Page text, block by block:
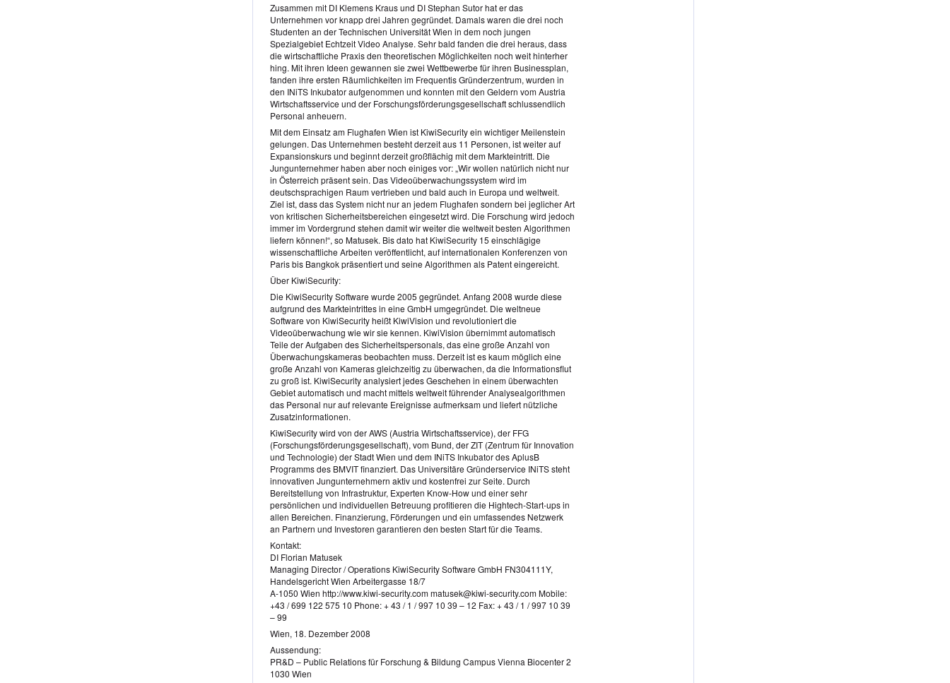
Zusammen mit DI Klemens Kraus und DI Stephan Sutor hat er das
Unternehmen vor knapp drei Jahren gegründet. Damals waren die drei noch
Studenten an der Technischen Universität Wien in dem noch jungen
Spezialgebiet Echtzeit Video Analyse. Sehr bald fanden die drei heraus, dass
die wirtschaftliche Praxis den theoretischen Möglichkeiten noch weit hinterher
hing. Mit ihren Ideen gewannen sie zwei Wettbewerbe für ihren Businessplan,
fanden ihre ersten Räumlichkeiten im Frequentis Gründerzentrum, wurden in
den INiTS Inkubator aufgenommen und konnten mit den Geldern vom Austria
Wirtschaftsservice und der Forschungsförderungsgesellschaft schlussendlich
Personal anheuern.
Mit dem Einsatz am Flughafen Wien ist KiwiSecurity ein wichtiger Meilenstein
gelungen. Das Unternehmen besteht derzeit aus 11 Personen, ist weiter auf
Expansionskurs und beginnt derzeit großflächig mit dem Markteintritt. Die
Jungunternehmer haben aber noch einiges vor: „Wir wollen natürlich nicht nur
in Österreich präsent sein. Das Videoüberwachungssystem wird im
deutschsprachigen Raum vertrieben und bald auch in Europa und weltweit.
Ziel ist, dass das System nicht nur an jedem Flughafen sondern bei jeglicher Art
von kritischen Sicherheitsbereichen eingesetzt wird. Die Forschung wird jedoch
immer im Vordergrund stehen damit wir weiter die weltweit besten Algorithmen
liefern können!“, so Matusek. Bis dato hat KiwiSecurity 15 einschlägige
wissenschaftliche Arbeiten veröffentlicht, auf internationalen Konferenzen von
Paris bis Bangkok präsentiert und seine Algorithmen als Patent eingereicht.
Über KiwiSecurity:
Die KiwiSecurity Software wurde 2005 gegründet. Anfang 2008 wurde diese
aufgrund des Markteintrittes in eine GmbH umgegründet. Die weltneue
Software von KiwiSecurity heißt KiwiVision und revolutioniert die
Videoüberwachung wie wir sie kennen. KiwiVision übernimmt automatisch
Teile der Aufgaben des Sicherheitspersonals, das eine große Anzahl von
Überwachungskameras beobachten muss. Derzeit ist es kaum möglich eine
große Anzahl von Kameras gleichzeitig zu überwachen, da die Informationsflut
zu groß ist. KiwiSecurity analysiert jedes Geschehen in einem überwachten
Gebiet automatisch und macht mittels weltweit führender Analysealgorithmen
das Personal nur auf relevante Ereignisse aufmerksam und liefert nützliche
Zusatzinformationen.
KiwiSecurity wird von der AWS (Austria Wirtschaftsservice), der FFG
(Forschungsförderungsgesellschaft), vom Bund, der ZIT (Zentrum für Innovation
und Technologie) der Stadt Wien und dem INiTS Inkubator des AplusB
Programms des BMVIT finanziert. Das Universitäre Gründerservice INiTS steht
innovativen Jungunternehmern aktiv und kostenfrei zur Seite. Durch
Bereitstellung von Infrastruktur, Experten Know-How und einer sehr
persönlichen und individuellen Betreuung profitieren die Hightech-Start-ups in
allen Bereichen. Finanzierung, Förderungen und ein umfassendes Netzwerk
an Partnern und Investoren garantieren den besten Start für die Teams.
Kontakt:
DI Florian Matusek
Managing Director / Operations KiwiSecurity Software GmbH FN304111Y,
Handelsgericht Wien Arbeitergasse 18/7
A-1050 Wien http://www.kiwi-security.com matusek@kiwi-security.com Mobile:
+43 / 699 122 575 10 Phone: + 43 / 1 / 997 10 39 – 12 Fax: + 43 / 1 / 997 10 39
– 99
Wien, 18. Dezember 2008
Aussendung:
PR&D – Public Relations für Forschung & Bildung Campus Vienna Biocenter 2
1030 Wien